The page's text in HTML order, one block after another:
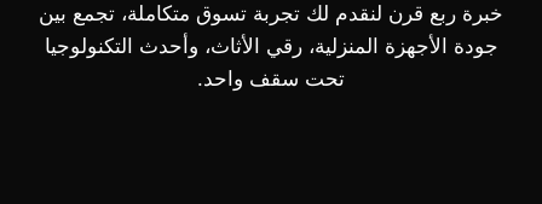
خبرة ربع قرن لنقدم لك تجربة تسوق متكاملة، تجمع بين
جودة الأجهزة المنزلية، رقي الأثاث، وأحدث التكنولوجيا
تحت سقف واحد.